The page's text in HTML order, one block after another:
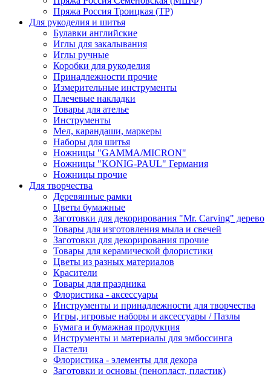
Пряжа Россия Троицкая (ТР)
Для рукоделия и шитья
Булавки английские
Иглы для закалывания
Иглы ручные
Коробки для рукоделия
Принадлежности прочие
Измерительные инструменты
Плечевые накладки
Товары для ателье
Инструменты
Мел, карандаши, маркеры
Наборы для шитья
Ножницы "GAMMA/MICRON"
Ножницы "KONIG-PAUL" Германия
Ножницы прочие
Для творчества
Деревянные рамки
Цветы бумажные
Заготовки для декорирования "Mr. Carving" дерево
Товары для изготовления мыла и свечей
Заготовки для декорирования прочие
Товары для керамической флористики
Цветы из разных материалов
Красители
Товары для праздника
Флористика - аксессуары
Инструменты и принадлежности для творчества
Игры, игровые наборы и аксессуары / Пазлы
Бумага и бумажная продукция
Инструменты и материалы для эмбоссинга
Пастели
Флористика - элементы для декора
Заготовки и основы (пенопласт, пластик)